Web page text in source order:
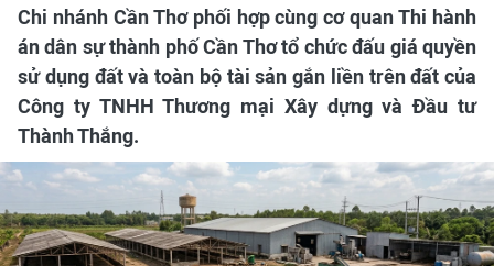
Chi nhánh Cần Thơ phối hợp cùng cơ quan Thi hành
án dân sự thành phố Cần Thơ tổ chức đấu giá quyền
sử dụng đất và toàn bộ tài sản gắn liền trên đất của
Công ty TNHH Thương mại Xây dựng và Đầu tư
Thành Thắng.